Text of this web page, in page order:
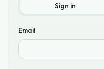
Sign in
Email